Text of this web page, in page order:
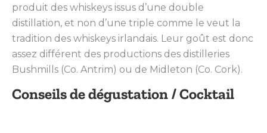
produit des whiskeys issus d’une double
distillation, et non d’une triple comme le veut la
tradition des whiskeys irlandais. Leur goût est donc
assez différent des productions des distilleries
Bushmills (Co. Antrim) ou de Midleton (Co. Cork).
Conseils de dégustation / Cocktail